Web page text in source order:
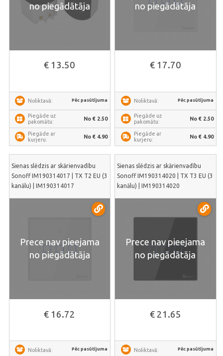
no piegādātāja
€ 13.50
Noliktavā: Pēc pasūtījuma
Piegāde uz
pakomātu:
No € 2.50
Piegāde ar
kurjeru:
No € 4.90
no piegādātāja
€ 17.70
Noliktavā: Pēc pasūtījuma
Piegāde uz
pakomātu:
No € 2.50
Piegāde ar
kurjeru:
No € 4.90
Sienas slēdzis ar skārienvadību
Sonoff IM190314017 | TX T2 EU (3
kanālu) | IM190314017
Prece nav pieejama
no piegādātāja
€ 16.72
Noliktavā: Pēc pasūtījuma
Sienas slēdzis ar skārienvadību
Sonoff IM190314020 | TX T3 EU (3
kanālu) | IM190314020
Prece nav pieejama
no piegādātāja
€ 21.65
Noliktavā: Pēc pasūtījuma